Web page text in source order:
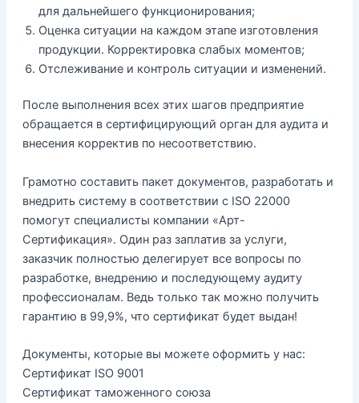
для дальнейшего функционирования;
Оценка ситуации на каждом этапе изготовления
продукции. Корректировка слабых моментов;
Отслеживание и контроль ситуации и изменений.
После выполнения всех этих шагов предприятие
обращается в сертифицирующий орган для аудита и
внесения корректив по несоответствию.
Грамотно составить пакет документов, разработать и
внедрить систему в соответствии с ISO 22000
помогут специалисты компании «Арт-
Сертификация». Один раз заплатив за услуги,
заказчик полностью делегирует все вопросы по
разработке, внедрению и последующему аудиту
профессионалам. Ведь только так можно получить
гарантию в 99,9%, что сертификат будет выдан!
Документы, которые вы можете оформить у нас:
Сертификат ISO 9001
Сертификат таможенного союза